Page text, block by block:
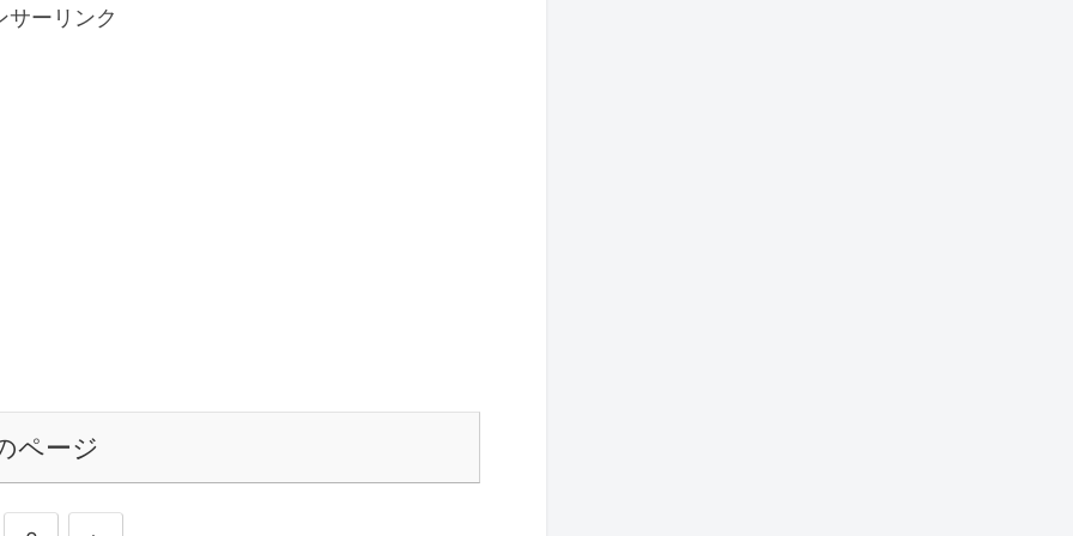
サーリンク
ページ